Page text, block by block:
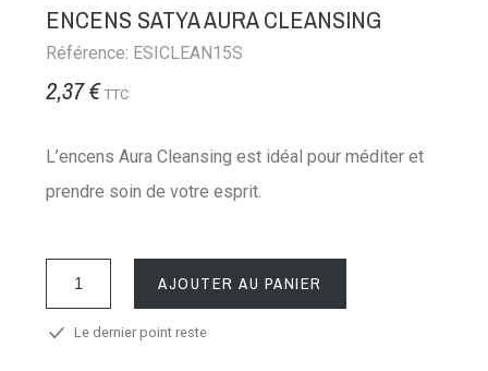
ENCENS SATYA AURA CLEANSING
Référence: ESICLEAN15S
2,37 € TTC
L’encens Aura Cleansing est idéal pour méditer et
prendre soin de votre esprit.
AJOUTER AU PANIER
Le dernier point reste